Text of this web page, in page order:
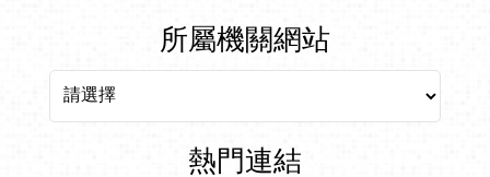
所屬機關網站
熱門連結